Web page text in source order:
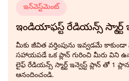
ఇండియాఫస్ట్ రేడియన్స్ స్మార్ట్
ఇన్‌వెస్ట్‌మెంట్
మీకు జీవిత వర్తింపును ఇవ్వడమే
సహాయపడే ఒక ప్లాన్ గురించి మీరు విని
లైఫ్ రేడియన్స్ స్మార్ట్ ఇన్వెస్ట్ ప్లాన్ తో 1
ఆనందించండి.